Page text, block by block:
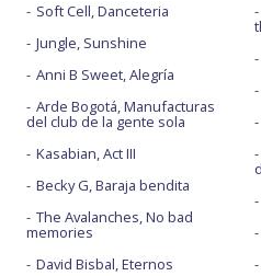
Soft Cell, Danceteria
Jungle, Sunshine
Anni B Sweet, Alegría
Arde Bogotá, Manufacturas
del club de la gente sola
Kasabian, Act III
Becky G, Baraja bendita
The Avalanches, No bad
memories
David Bisbal, Eternos